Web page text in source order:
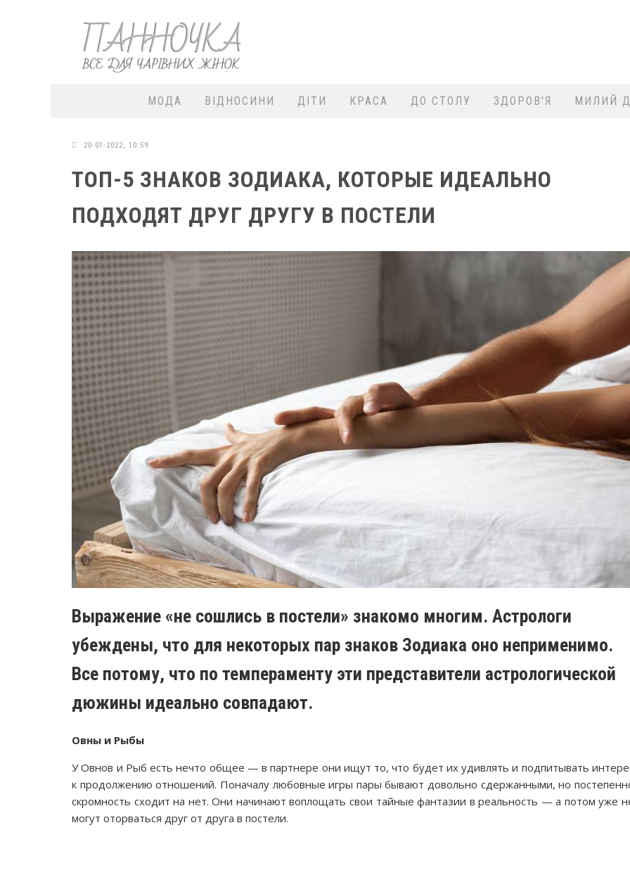
МОДА ВІДНОСИНИ ДІТИ КРАСА ДО СТОЛУ ЗДОРОВ'Я МИЛИЙ
20-01-2022, 10:59
ТОП-5 ЗНАКОВ ЗОДИАКА, КОТОРЫЕ ИДЕАЛЬНО
ПОДХОДЯТ ДРУГ ДРУГУ В ПОСТЕЛИ
Выражение «не сошлись в постели» знакомо многим. Астрологи
убеждены, что для некоторых пар знаков Зодиака оно неприменимо.
Все потому, что по темпераменту эти представители астрологической
дюжины идеально совпадают.
Овны и Рыбы
У Овнов и Рыб есть нечто общее — в партнере они ищут то, что будет их удивлять и подпитывать
к продолжению отношений. Поначалу любовные игры пары бывают довольно сдержанными, но
скромность сходит на нет. Они начинают воплощать свои тайные фантазии в реальность — а потом уже
могут оторваться друг от друга в постели.